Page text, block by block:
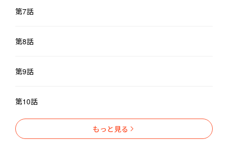
第7話
第8話
第9話
第10話
もっと見る